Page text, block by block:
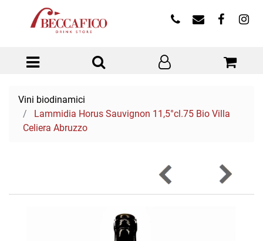
Open menu
Vini biodinamici
Lammidia Horus Sauvignon 11,5°cl.75 Bio Villa
Celiera Abruzzo